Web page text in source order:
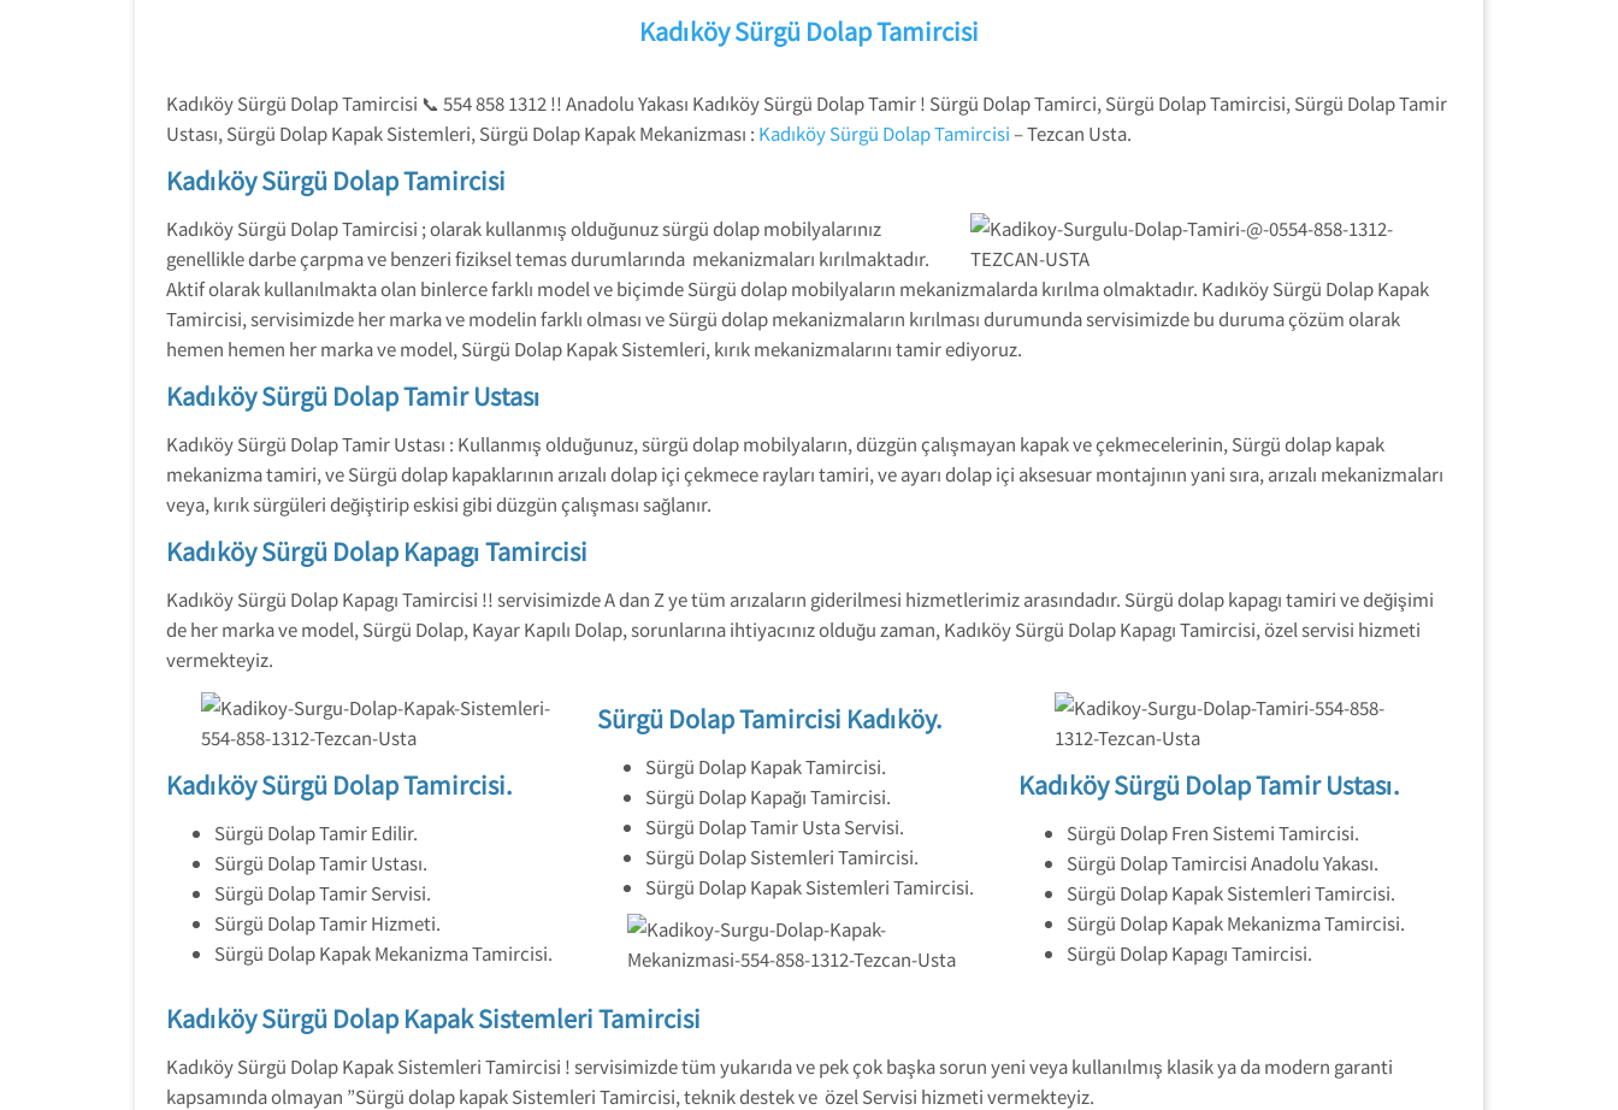
Kadıköy Sürgü Dolap Tamircisi
Kadıköy Sürgü Dolap Tamircisi 📞 554 858 1312 !! Anadolu Yakası Kadıköy Sürgü Dolap Tamir ! Sürgü Dolap Tamirci, Sürgü Dolap Tamircisi, Sürgü Dolap Tamir
Ustası, Sürgü Dolap Kapak Sistemleri, Sürgü Dolap Kapak Mekanizması : Kadıköy Sürgü Dolap Tamircisi– Tezcan Usta.
Kadıköy Sürgü Dolap Tamircisi
Kadıköy Sürgü Dolap Tamircisi ; olarak kullanmış olduğunuz sürgü dolap mobilyalarınız
genellikle darbe çarpma ve benzeri fiziksel temas durumlarında mekanizmaları kırılmaktadır.
Aktif olarak kullanılmakta olan binlerce farklı model ve biçimde Sürgü dolap mobilyaların mekanizmalarda kırılma olmaktadır. Kadıköy Sürgü Dolap Kapak
Tamircisi, servisimizde her marka ve modelin farklı olması ve Sürgü dolap mekanizmaların kırılması durumunda servisimizde bu duruma çözüm olarak
hemen hemen her marka ve model, Sürgü Dolap Kapak Sistemleri, kırık mekanizmalarını tamir ediyoruz.
Kadıköy Sürgü Dolap Tamir Ustası
Kadıköy Sürgü Dolap Tamir Ustası : Kullanmış olduğunuz, sürgü dolap mobilyaların, düzgün çalışmayan kapak ve çekmecelerinin, Sürgü dolap kapak
mekanizma tamiri, ve Sürgü dolap kapaklarının arızalı dolap içi çekmece rayları tamiri, ve ayarı dolap içi aksesuar montajının yani sıra, arızalı mekanizmaları
veya, kırık sürgüleri değiştirip eskisi gibi düzgün çalışması sağlanır.
Kadıköy Sürgü Dolap Kapagı Tamircisi
Kadıköy Sürgü Dolap Kapagı Tamircisi !! servisimizde A dan Z ye tüm arızaların giderilmesi hizmetlerimiz arasındadır. Sürgü dolap kapagı tamiri ve değişimi
de her marka ve model, Sürgü Dolap, Kayar Kapılı Dolap, sorunlarına ihtiyacınız olduğu zaman, Kadıköy Sürgü Dolap Kapagı Tamircisi, özel servisi hizmeti
vermekteyiz.
Kadıköy Sürgü Dolap Tamircisi.
Sürgü Dolap Tamir Edilir.
Sürgü Dolap Tamir Ustası.
Sürgü Dolap Tamir Servisi.
Sürgü Dolap Tamir Hizmeti.
Sürgü Dolap Kapak Mekanizma Tamircisi.
Sürgü Dolap Tamircisi Kadıköy.
Sürgü Dolap Kapak Tamircisi.
Sürgü Dolap Kapağı Tamircisi.
Sürgü Dolap Tamir Usta Servisi.
Sürgü Dolap Sistemleri Tamircisi.
Sürgü Dolap Kapak Sistemleri Tamircisi.
Kadıköy Sürgü Dolap Tamir Ustası.
Sürgü Dolap Fren Sistemi Tamircisi.
Sürgü Dolap Tamircisi Anadolu Yakası.
Sürgü Dolap Kapak Sistemleri Tamircisi.
Sürgü Dolap Kapak Mekanizma Tamircisi.
Sürgü Dolap Kapagı Tamircisi.
Kadıköy Sürgü Dolap Kapak Sistemleri Tamircisi
Kadıköy Sürgü Dolap Kapak Sistemleri Tamircisi ! servisimizde tüm yukarıda ve pek çok başka sorun yeni veya kullanılmış klasik ya da modern garanti
kapsamında olmayan ”Sürgü dolap kapak Sistemleri Tamircisi, teknik destek ve özel Servisi hizmeti vermekteyiz.